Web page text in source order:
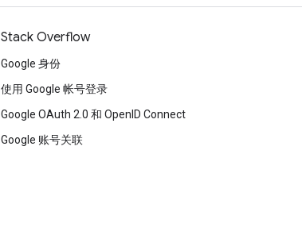
Stack Overflow
Google 身份
使用 Google 帐号登录
Google OAuth 2.0 和 OpenID Connect
Google 账号关联